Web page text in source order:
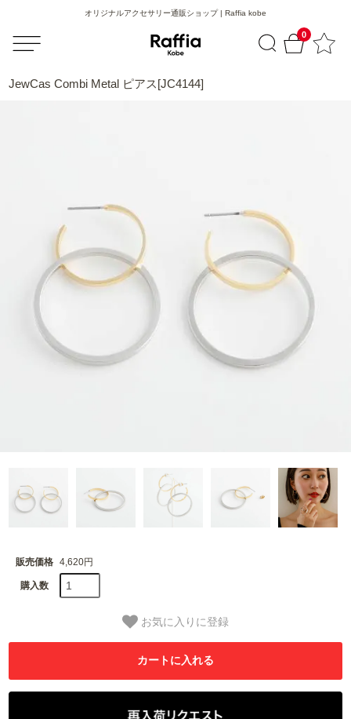
0
オリジナルアクセサリー通販ショップ | Raffia kobe
JewCas Combi Metal ピアス[JC4144]
販売価格 4,620円
購入数
お気に入りに登録